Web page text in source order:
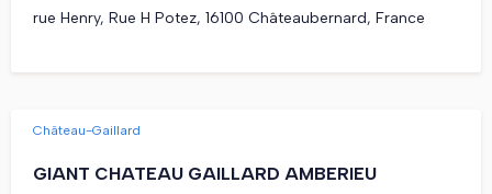
rue Henry, Rue H Potez, 16100 Châteaubernard, France
Château-Gaillard
GIANT CHATEAU GAILLARD AMBERIEU